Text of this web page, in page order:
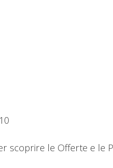
scoprire le Offerte e le